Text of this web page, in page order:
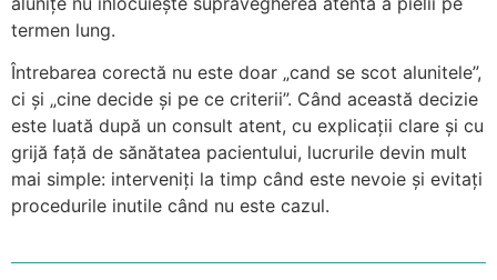
termen lung.
Întrebarea corectă nu este doar „cand se scot alunitele”,
ci și „cine decide și pe ce criterii”. Când această decizie
este luată după un consult atent, cu explicații clare și cu
grijă față de sănătatea pacientului, lucrurile devin mult
mai simple: interveniți la timp când este nevoie și evitați
procedurile inutile când nu este cazul.